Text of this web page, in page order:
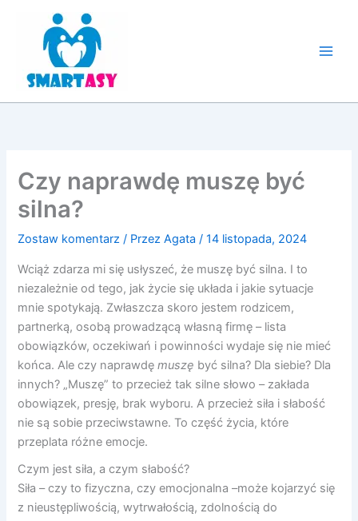
Czy naprawdę muszę być
silna?
Zostaw komentarz / PrzezAgata/14 listopada, 2024
Wciąż zdarza mi się usłyszeć, że muszę być silna. I to
niezależnie od tego, jak życie się układa i jakie sytuacje
mnie spotykają. Zwłaszcza skoro jestem rodzicem,
partnerką, osobą prowadzącą własną firmę – lista
obowiązków, oczekiwań i powinności wydaje się nie mieć
końca. Ale czy naprawdęmuszę być silna? Dla siebie? Dla
innych? „Muszę” to przecież tak silne słowo – zakłada
obowiązek, presję, brak wyboru. A przecież siła i słabość
nie są sobie przeciwstawne. To część życia, które
przeplata różne emocje.
Czym jest siła, a czym słabość?
Siła – czy to fizyczna, czy emocjonalna –może kojarzyć się
z nieustępliwością, wytrwałością, zdolnością do